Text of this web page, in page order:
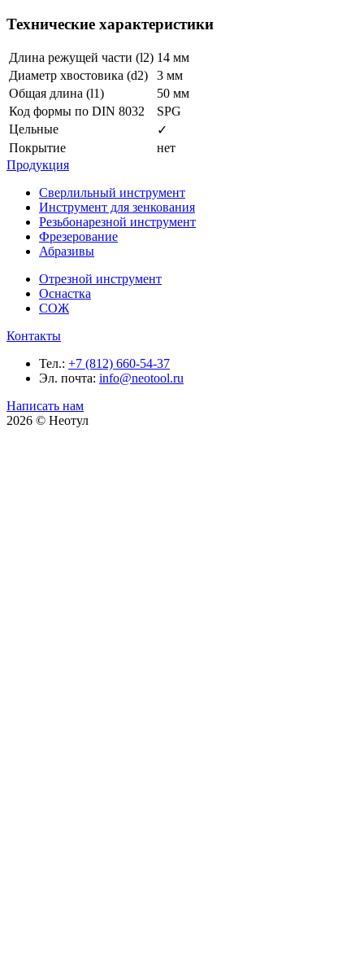
Технические характеристики
Длина режущей части (l2) 14 мм
Диаметр хвостовика (d2)
3 мм
Общая длина (l1)
50 мм
Код формы по DIN 8032
SPG
Цельные
✓
Покрытие
нет
Продукция
Сверлильный инструмент
Инструмент для зенкования
Резьбонарезной инструмент
Фрезерование
Абразивы
Отрезной инструмент
Оснастка
СОЖ
Контакты
Тел.: +7 (812) 660-54-37
Эл. почта: info@neotool.ru
Написать нам
2026 © Неотул